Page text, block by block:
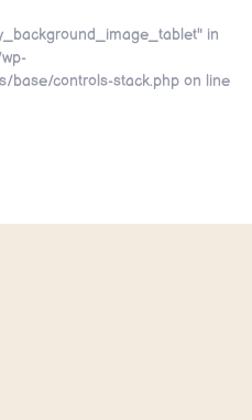
in
base/controls-stack.php on line